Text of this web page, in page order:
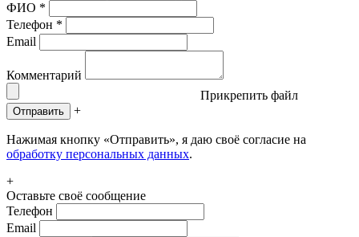
ФИО *
Телефон *
Email
Комментарий
Прикрепить файл
Отправить +
Нажимая кнопку «Отправить», я даю своё согласие на
обработку персональных данных.
+
Оставьте своё сообщение
Телефон
Email